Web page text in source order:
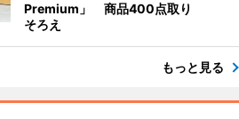
Premium」 商品400点取り
そろえ
もっと見る